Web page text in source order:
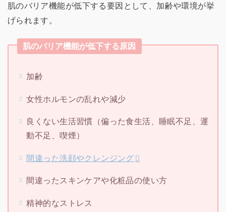
肌のバリア機能が低下する要因として、加齢や環境が挙
げられます。
肌のバリア機能が低下する原因
加齢
女性ホルモンの乱れや減少
良くない生活習慣（偏った食生活、睡眠不足、運
動不足、喫煙）
間違った洗顔やクレンジング
間違ったスキンケアや化粧品の使い方
精神的なストレス